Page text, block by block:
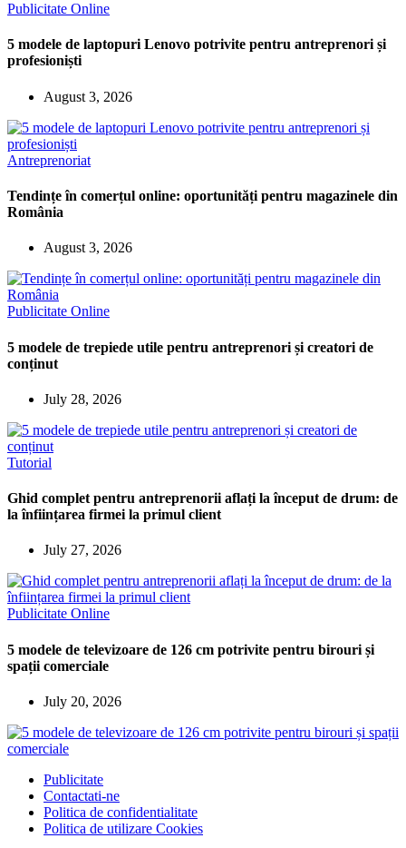
Publicitate Online
5 modele de laptopuri Lenovo potrivite pentru antreprenori și
profesioniști
August 3, 2026
Antreprenoriat
Tendințe în comerțul online: oportunități pentru magazinele din
România
August 3, 2026
Publicitate Online
5 modele de trepiede utile pentru antreprenori și creatori de
conținut
July 28, 2026
Tutorial
Ghid complet pentru antreprenorii aflați la început de drum: de
la înființarea firmei la primul client
July 27, 2026
Publicitate Online
5 modele de televizoare de 126 cm potrivite pentru birouri și
spații comerciale
July 20, 2026
Publicitate
Contactati-ne
Politica de confidentialitate
Politica de utilizare Cookies